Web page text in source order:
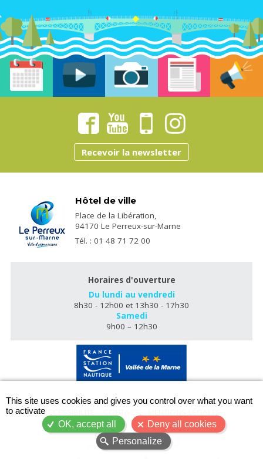
Recevoir la newsletter
Hôtel de ville
Place de la Libération,
94170 Le Perreux-sur-Marne
Tél. : 01 48 71 72 00
Horaires d'ouverture
Du lundi au vendredi
8h30 - 12h00 et 13h30 - 17h30
Samedi
9h00 – 12h30
ACCESSIBILITÉ
PLAN DU SITE
This site uses cookies and gives you control over what you want
to activate
OK, accept all
Deny all cookies
Personalize